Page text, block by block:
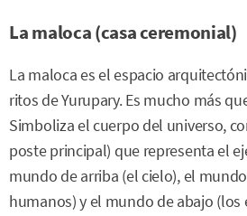
La maloca (casa ceremonial)
La maloca es el espacio
ritos de Yurupary. Es mucho más
Simboliza el cuerpo del universo,
poste principal) que representa el
mundo de arriba (el cielo), el
humanos) y el mundo de abajo (los